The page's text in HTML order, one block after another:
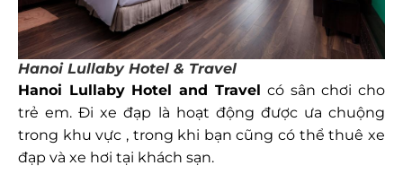
Hanoi Lullaby Hotel & Travel
Hanoi Lullaby Hotel and Travelcó sân chơi cho
trẻ em. Đi xe đạp là hoạt động được ưa chuộng
trong khu vực , trong khi bạn cũng có thể thuê xe
đạp và xe hơi tại khách sạn.